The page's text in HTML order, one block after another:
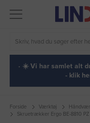
· ☀️ Vi har samlet alt
- klik
Forside Værktøj
Skruetrækker Ergo BE-8810